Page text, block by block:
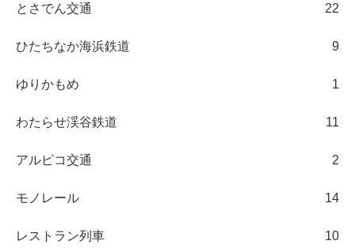
とさでん交通 22
ひたちなか海浜鉄道 9
ゆりかもめ 1
わたらせ渓谷鉄道 11
アルピコ交通 2
モノレール 14
レストラン列車 10